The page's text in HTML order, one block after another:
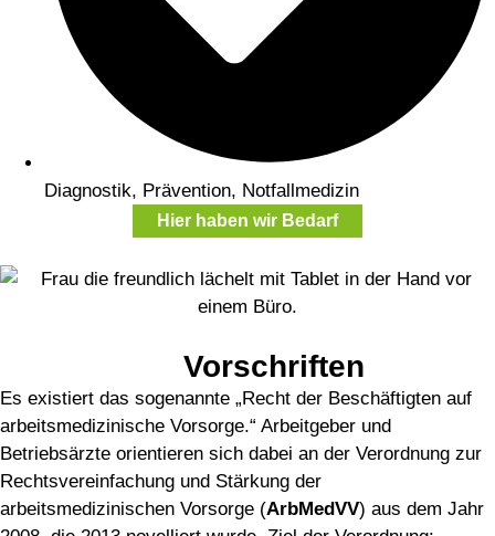
Diagnostik, Prävention, Notfallmedizin
Hier haben wir Bedarf
Vorschriften
Es existiert das sogenannte „Recht der Beschäftigten auf
arbeitsmedizinische Vorsorge.“ Arbeitgeber und
Betriebsärzte orientieren sich dabei an der Verordnung zur
Rechtsvereinfachung und Stärkung der
arbeitsmedizinischen Vorsorge (ArbMedVV) aus dem Jahr